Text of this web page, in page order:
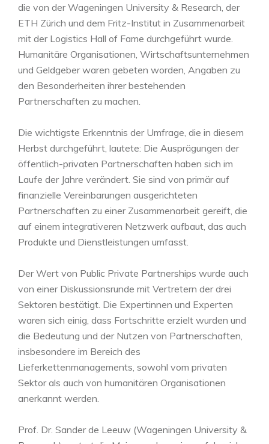
die von der Wageningen University & Research, der
ETH Zürich und dem Fritz-Institut in Zusammenarbeit
mit der Logistics Hall of Fame durchgeführt wurde.
Humanitäre Organisationen, Wirtschaftsunternehmen
und Geldgeber waren gebeten worden, Angaben zu
den Besonderheiten ihrer bestehenden
Partnerschaften zu machen.
Die wichtigste Erkenntnis der Umfrage, die in diesem
Herbst durchgeführt, lautete: Die Ausprägungen der
öffentlich-privaten Partnerschaften haben sich im
Laufe der Jahre verändert. Sie sind von primär auf
finanzielle Vereinbarungen ausgerichteten
Partnerschaften zu einer Zusammenarbeit gereift, die
auf einem integrativeren Netzwerk aufbaut, das auch
Produkte und Dienstleistungen umfasst.
Der Wert von Public Private Partnerships wurde auch
von einer Diskussionsrunde mit Vertretern der drei
Sektoren bestätigt. Die Expertinnen und Experten
waren sich einig, dass Fortschritte erzielt wurden und
die Bedeutung und der Nutzen von Partnerschaften,
insbesondere im Bereich des
Lieferkettenmanagements, sowohl vom privaten
Sektor als auch von humanitären Organisationen
anerkannt werden.
Prof. Dr. Sander de Leeuw (Wageningen University &